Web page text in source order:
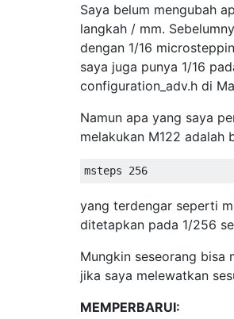
Saya belum mengubah
langkah / mm.
dengan 1/16
saya juga punya 1/16
configuration_adv.h di
Namun apa yang saya
melakukan M122 adalah
yang terdengar seperti
ditetapkan pada 1/256
Mungkin seseorang bisa
jika saya melewatkan
MEMPERBARUI: